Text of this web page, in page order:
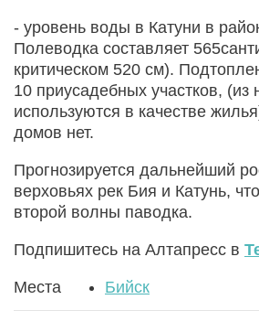
- уровень воды в Катуни в
Полеводка составляет
критическом 520 см).
10 приусадебных участков, (из
используются в качестве
домов нет.
Прогнозируется дальнейший
верховьях рек Бия и Катунь,
второй волны паводка.
Подпишитесь на Алтапресс в
Места Бийск